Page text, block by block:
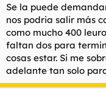
Se la puede
nos podria salir más
como mucho 400
faltan dos para
cosas estar. Si me
adelante tan solo